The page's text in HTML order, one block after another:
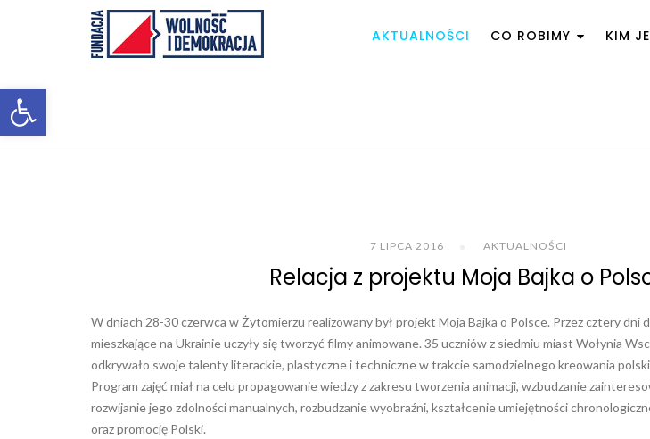
Otwórz pasek narzędzi
AKTUALNOŚCI CO ROBIMY KIM
7 LIPCA 2016 AKTUALNOŚCI
Relacja z projektu Moja Bajka o
W dniach 28-30 czerwca w Żytomierzu realizowany był projekt Moja Bajka o Polsce. Przez cztery dni
mieszkające na Ukrainie uczyły się tworzyć filmy animowane. 35 uczniów z siedmiu miast Wołynia
odkrywało swoje talenty literackie, plastyczne i techniczne w trakcie samodzielnego kreowania
Program zajęć miał na celu propagowanie wiedzy z zakresu tworzenia animacji, wzbudzanie
rozwijanie jego zdolności manualnych, rozbudzanie wyobraźni, kształcenie umiejętności
oraz promocję Polski.